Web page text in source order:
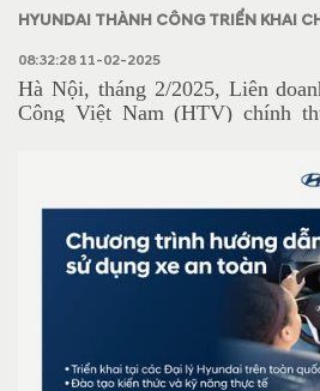
HYUNDAI THÀNH CÔNG TRIỂN KHAI
BẢO HÀNH DÀI HẠN – GIẢM GIÁ ĐẾN
08:32:28 11-02-2025
Hà Nội, tháng 2/2025, Liên
Công Việt Nam (HTV) chính
lên đến 45 triệu đồng cho các
VIN sản xuất năm 2024.